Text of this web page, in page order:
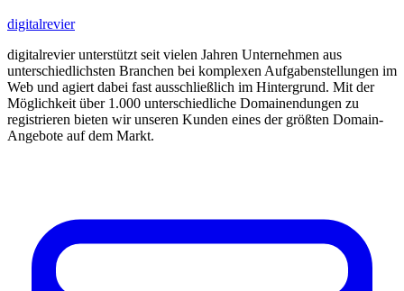
digitalrevier
digitalrevier unterstützt seit vielen Jahren Unternehmen aus
unterschiedlichsten Branchen bei komplexen Aufgabenstellungen im
Web und agiert dabei fast ausschließlich im Hintergrund. Mit der
Möglichkeit über 1.000 unterschiedliche Domainendungen zu
registrieren bieten wir unseren Kunden eines der größten Domain-
Angebote auf dem Markt.